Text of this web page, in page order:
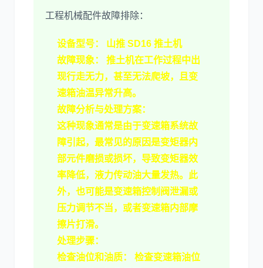
工程机械配件故障排除：
设备型号：
山推 SD16 推土机
故障现象：
推土机在工作过程中出
现行走无力，甚至无法爬坡，且变
速箱油温异常升高。
故障分析与处理方案：
这种现象通常是由于变速箱系统故
障引起，最常见的原因是变矩器内
部元件磨损或损坏，导致变矩器效
率降低，液力传动油大量发热。此
外，也可能是变速箱控制阀泄漏或
压力调节不当，或者变速箱内部摩
擦片打滑。
处理步骤：
检查油位和油质：
检查变速箱油位